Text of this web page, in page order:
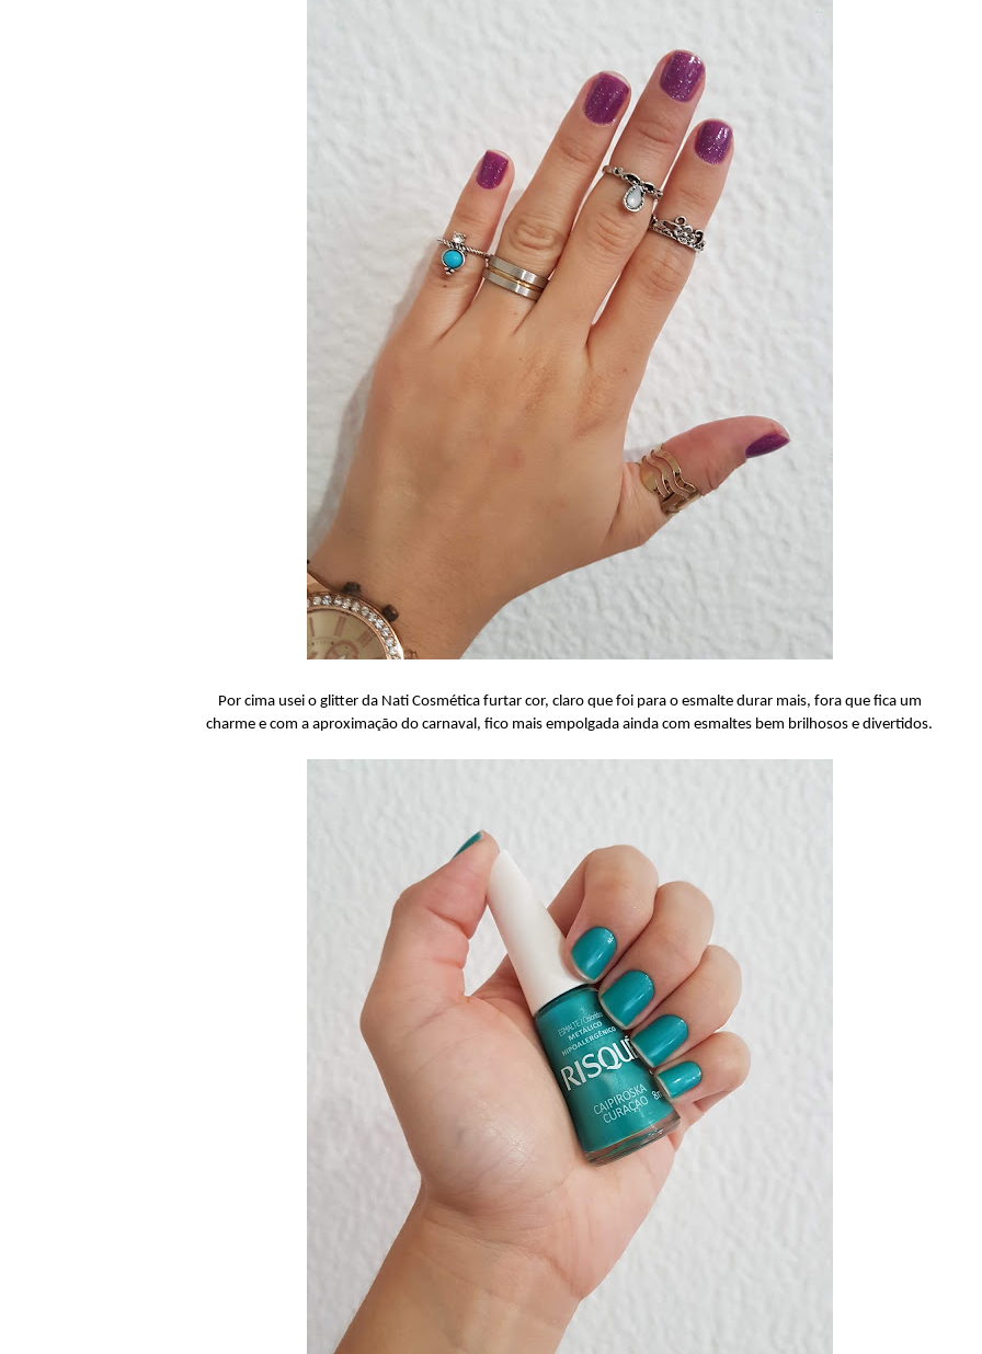
Por cima usei o glitter da Nati Cosmética furtar cor, claro que foi para o esmalte durar mais, fora que fica um
charme e com a aproximação do carnaval, fico mais empolgada ainda com esmaltes bem brilhosos e divertidos.